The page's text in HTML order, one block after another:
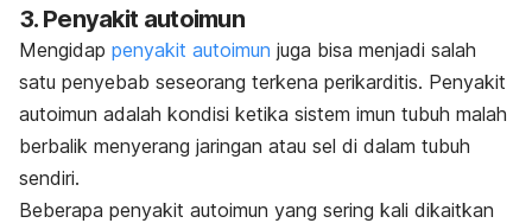
3. Penyakit autoimun
Mengidap penyakit autoimun juga bisa menjadi salah
satu penyebab seseorang terkena perikarditis. Penyakit
autoimun adalah kondisi ketika sistem imun tubuh malah
berbalik menyerang jaringan atau sel di dalam tubuh
sendiri.
Beberapa penyakit autoimun yang sering kali dikaitkan